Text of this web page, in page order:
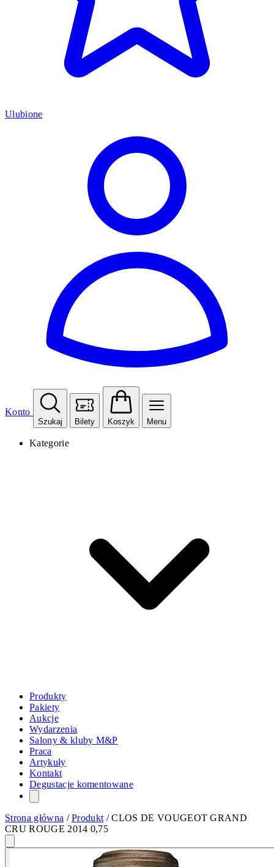
Ulubione
Konto
Szukaj Bilety Koszyk Menu
Kategorie
Produkty
Pakiety
Aukcje
Wydarzenia
Salony & kluby M&P
Praca
Artykuły
Kontakt
Degustacje komentowane
Strona główna /Produkt /CLOS DE VOUGEOT GRAND
CRU ROUGE 2014 0,75